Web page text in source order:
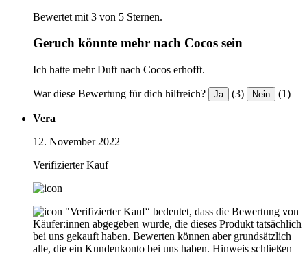
Bewertet mit 3 von 5 Sternen.
Geruch könnte mehr nach Cocos sein
Ich hatte mehr Duft nach Cocos erhofft.
War diese Bewertung für dich hilfreich? Ja (3) Nein (1)
Vera
12. November 2022
Verifizierter Kauf
"Verifizierter Kauf“ bedeutet, dass die Bewertung von
Käufer:innen abgegeben wurde, die dieses Produkt tatsächlich
bei uns gekauft haben. Bewerten können aber grundsätzlich
alle, die ein Kundenkonto bei uns haben. Hinweis schließen